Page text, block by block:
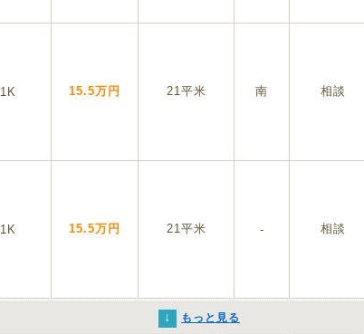
1K 15.5万円 21平米 南 相談
1K 15.5万円 21平米 - 相談
↓ もっと見る